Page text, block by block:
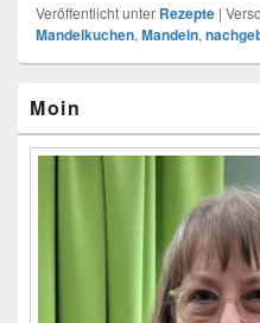
Veröffentlicht unter Rezepte |
Mandelkuchen, Mandeln,
Seitenleisten-
Widgetbereich
Moin